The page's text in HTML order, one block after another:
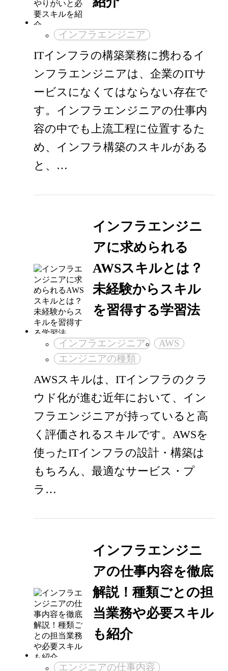
インフラエンジニア
ITインフラの構築業務に携わるイ
ンフラエンジニアは、企業のITサ
ービスになくてはならない存在で
す。インフラエンジニアの仕事内
容の中でも上流工程に位置するた
め、インフラ構築のスキルがある
と、…
インフラエンジニ
アに求められる
AWSスキルとは？
未経験からスキル
を習得する学習法
インフラエンジニア
AWS
エンジニアの種類
AWSスキルは、ITインフラのクラ
ウド化が進む近年において、イン
フラエンジニアが持っていると高
く評価されるスキルです。AWSを
使ったITインフラの設計・構築は
もちろん、最適なサービス・プ
ラ…
インフラエンジニ
アの仕事内容を徹底
解説！種類ごとの担
当業務や必要スキル
も紹介
エンジニアの仕事内容